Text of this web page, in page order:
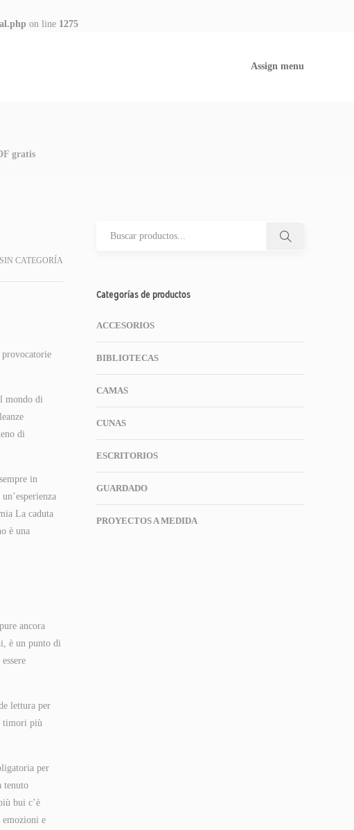
on line 1275
Assign menu
gratis
SIN CATEGORÍA
mondo di
di
in
La caduta
è una
ancora
è un punto di
lettura per
timori più
per
tenuto
bui c’è
emozioni e
Categorías de productos
ACCESORIOS
BIBLIOTECAS
CAMAS
CUNAS
ESCRITORIOS
GUARDADO
PROYECTOS A MEDIDA